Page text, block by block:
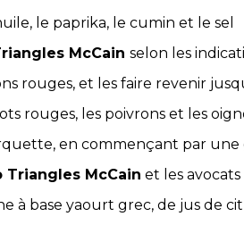
le paprika, le cumin et le sel
McCain selon les
rouges, et les faire revenir
rouges, les poivrons et les
en commençant par
Triangles McCain et les
à base yaourt grec, de jus de